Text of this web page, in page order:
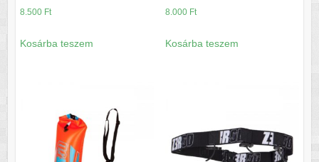
8.500 Ft
Kosárba teszem
8.000 Ft
Kosárba teszem